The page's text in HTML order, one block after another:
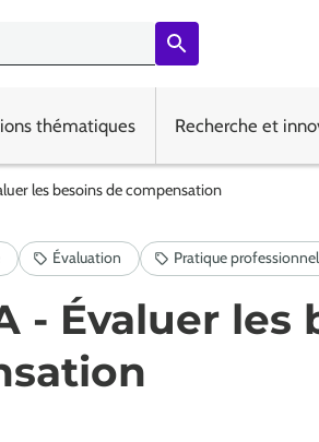
thématiques Recherche et
les besoins de compensation
- Évaluer les